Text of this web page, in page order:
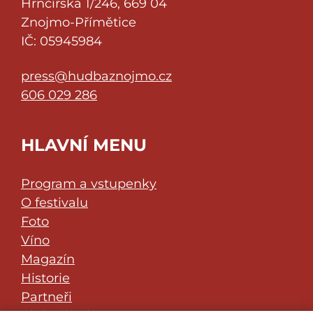
Hrnčířská 1/246, 669 04
Znojmo-Přímětice
IČ: 05945984
press@hudbaznojmo.cz
606 029 286
HLAVNÍ MENU
Program a vstupenky
O festivalu
Foto
Víno
Magazín
Historie
Partneři
Klub přátel